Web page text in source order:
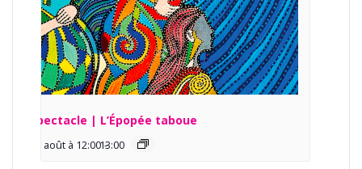
Spectacle | L’Épopée taboue
13 août à 12:00 -
13:00